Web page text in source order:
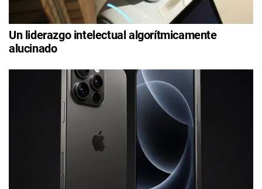
Un liderazgo intelectual algorítmicamente
alucinado